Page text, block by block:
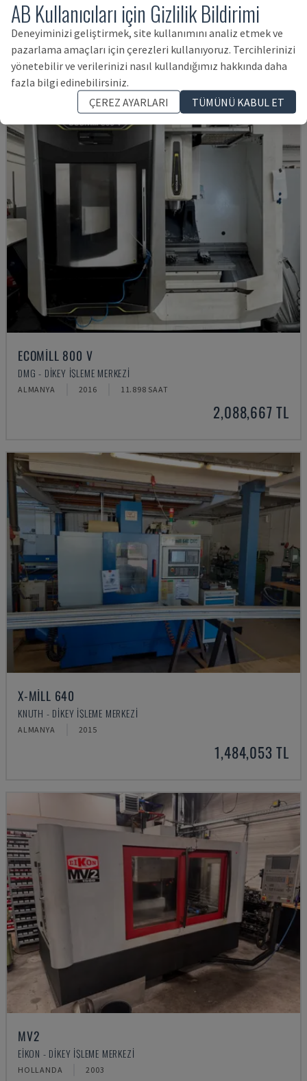
MYNX 550
DAEWOO - DIKEY İŞLEME MERKEZI
İTALYA 2003
1,154,264 TL
ECOMILL 800 V
DMG - DIKEY İŞLEME MERKEZI
ALMANYA 2016 11.898 SAAT
2,088,667 TL
X-MILL 640
KNUTH - DIKEY İŞLEME MERKEZI
ALMANYA 2015
1,484,053 TL
MV2
EIKON - DIKEY İŞLEME MERKEZI
HOLLANDA 2003
AB Kullanıcıları için Gizlilik Bildirimi
Deneyiminizi geliştirmek, site kullanımını analiz etmek ve
pazarlama amaçları için çerezleri kullanıyoruz. Tercihlerinizi
yönetebilir ve verilerinizi nasıl kullandığımız hakkında daha
fazla bilgi edinebilirsiniz.
ÇEREZ AYARLARI
TÜMÜNÜ KABUL ET